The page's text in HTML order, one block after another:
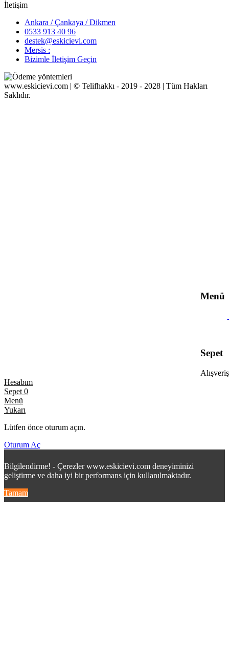
İletişim
Ankara / Çankaya / Dikmen
0533 913 40 96
destek@eskicievi.com
Mersis :
Bizimle İletişim Geçin
www.eskicievi.com | © Telifhakkı - 2019 - 2028 | Tüm Hakları
Saklıdır.
Menü
Sepet
Hesabım
Sepet 0
Menü
Yukarı
Lütfen önce oturum açın.
Oturum Aç
Bilgilendirme! - Çerezler www.eskicievi.com deneyiminizi
geliştirme ve daha iyi bir performans için kullanılmaktadır.
Tamam